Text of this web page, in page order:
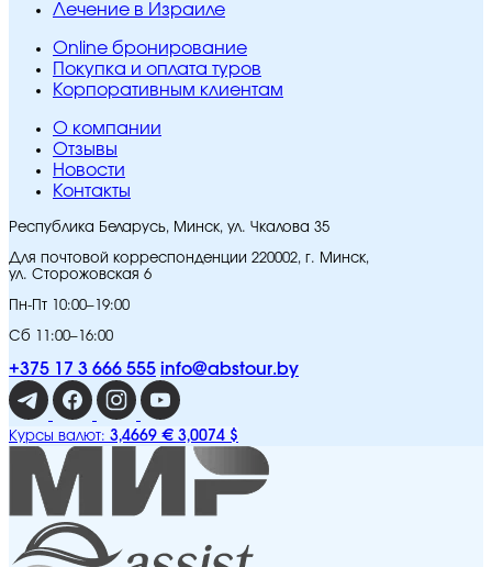
Лечение в Израиле
Online бронирование
Покупка и оплата туров
Корпоративным клиентам
O компании
Отзывы
Новости
Контакты
Республика Беларусь, Минск, ул. Чкалова 35
Для почтовой корреспонденции 220002, г. Минск,
ул. Сторожовская 6
Пн-Пт 10:00–19:00
Сб 11:00–16:00
+375 17 3 666 555 info@abstour.by
Курсы валют: 3,4669 € 3,0074 $